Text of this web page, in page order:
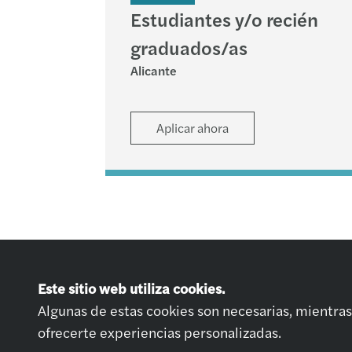
Estudiantes y/o recién
graduados/as
Alicante
Aplicar ahora
Prepara tu
Solicitud
Este sitio web utiliza cookies.
Algunas de estas cookies son necesarias,
ofrecerte experiencias personalizadas.